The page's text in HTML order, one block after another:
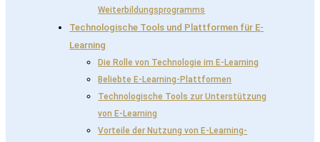
Weiterbildungsprogramms
Technologische Tools und Plattformen für E-
Learning
Die Rolle von Technologie im E-Learning
Beliebte E-Learning-Plattformen
Technologische Tools zur Unterstützung
von E-Learning
Vorteile der Nutzung von E-Learning-